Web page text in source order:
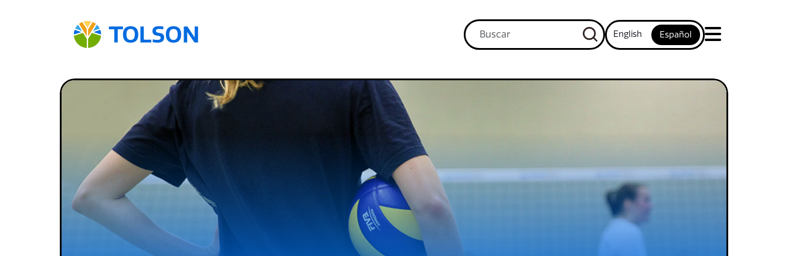
English Español